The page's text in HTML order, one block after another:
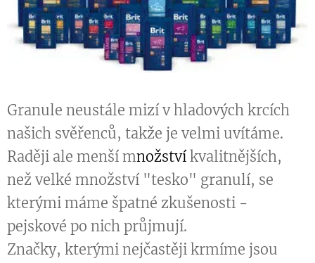
Granule neustále mizí v hladových krcích
našich svěřenců, takže je velmi uvítáme.
Raději ale menší množství kvalitnějších,
než velké množství "tesko" granulí, se
kterými máme špatné zkušenosti -
pejskové po nich průjmují.
Značky, kterými nejčastěji krmíme jsou